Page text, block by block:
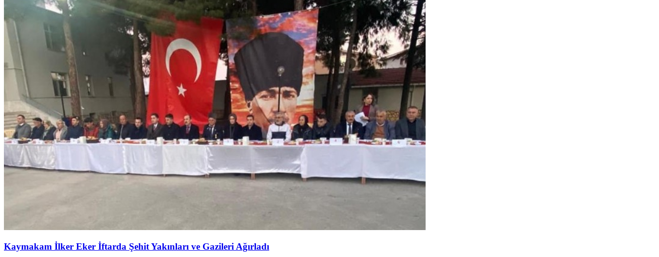
Kaymakam İlker Eker İftarda Şehit Yakınları ve Gazileri Ağırladı